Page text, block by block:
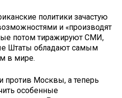
политики зачастую
и «производят
потом тиражируют СМИ,
Штаты обладают самым
в мире.
против Москвы, а теперь
особенные